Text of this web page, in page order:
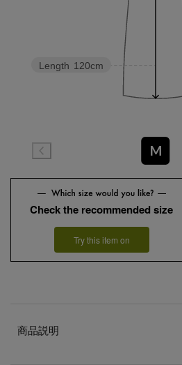
Length 120cm
M
Check the recommended size
Try this item on
商品説明